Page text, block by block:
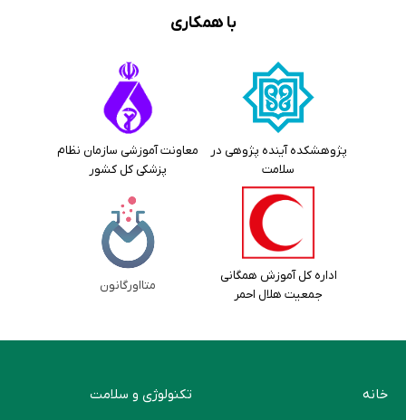
با همکاری
پژوهشکده آینده پژوهی در
سلامت
معاونت آموزشی سازمان نظام
پزشکی کل کشور
اداره کل آموزش همگانی
جمعیت هلال احمر
متااورگانون
خانه
تکنولوژی و سلامت